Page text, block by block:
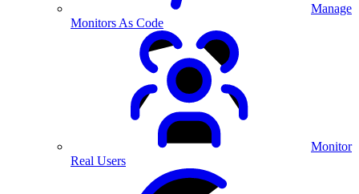
Manage
Monitors As Code
Monitor
Real Users